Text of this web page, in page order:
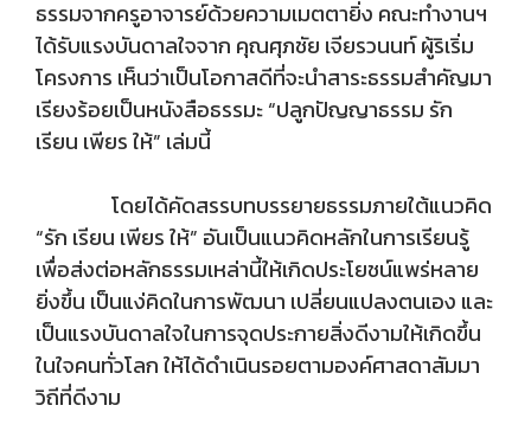
ธรรมจากครูอาจารย์ด้วยความเมตตายิ่ง คณะทำงานฯ
ได้รับแรงบันดาลใจจาก คุณศุภชัย เจียรวนนท์ ผู้ริเริ่ม
โครงการ เห็นว่าเป็นโอกาสดีที่จะนำสาระธรรมสำคัญมา
เรียงร้อยเป็นหนังสือธรรมะ “ปลูกปัญญาธรรม รัก
เรียน เพียร ให้” เล่มนี้
โดยได้คัดสรรบทบรรยายธรรมภายใต้แนวคิด
“รัก เรียน เพียร ให้” อันเป็นแนวคิดหลักในการเรียนรู้
เพื่อส่งต่อหลักธรรมเหล่านี้ให้เกิดประโยชน์แพร่หลาย
ยิ่งขึ้น เป็นแง่คิดในการพัฒนา เปลี่ยนแปลงตนเอง และ
เป็นแรงบันดาลใจในการจุดประกายสิ่งดีงามให้เกิดขึ้น
ในใจคนทั่วโลก ให้ได้ดำเนินรอยตามองค์ศาสดาสัมมา
วิถีที่ดีงาม